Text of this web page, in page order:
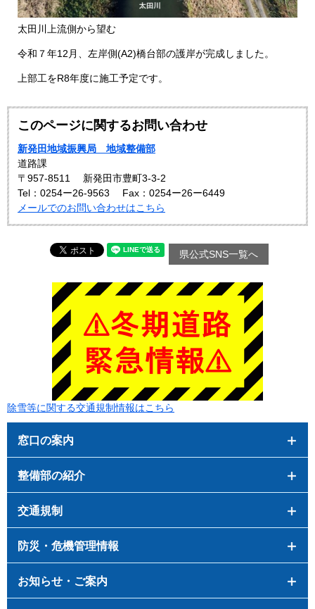
太田川上流側から望む
令和７年12月、左岸側(A2)橋台部の護岸が完成しました。
上部工をR8年度に施工予定です。
このページに関するお問い合わせ
新発田地域振興局 地域整備部
道路課
〒957-8511
新発田市豊町3-3-2
Tel：0254ー26-9563
Fax：0254ー26ー6449
メールでのお問い合わせはこちら
県公式SNS一覧へ
除雪等に関する交通規制情報はこちら
窓口の案内
整備部の紹介
交通規制
防災・危機管理情報
お知らせ・ご案内